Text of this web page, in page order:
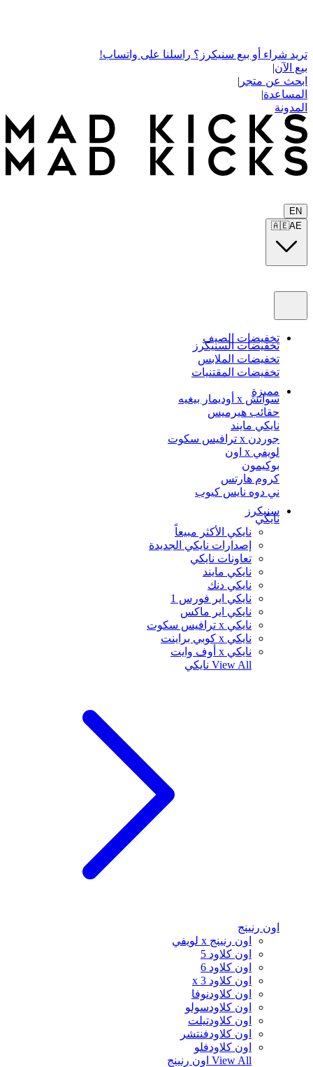
تريد شراء أو بيع سنيكرز؟ راسلنا على واتساب!
بيع الآن|
ابحث عن متجر |
المساعدة|
المدونة
EN
🇦🇪AE
تخفيضات الصيف
تخفيضات السنيكرز
تخفيضات الملابس
تخفيضات المقتنيات
مميزة
سواتش x أوديمار بيغيه
حقائب هيرميس
نايكي مايند
جوردن x ترافيس سكوت
لويفي x اون
بوكيمون
كروم هارتس
ني دوه نايس كيوب
سنيكرز
نايكي
نايكي الأكثر مبيعاً
إصدارات نايكي الجديدة
تعاونات نايكي
نايكي مايند
نايكي دنك
نايكي اير فورس 1
نايكي اير ماكس
نايكي x ترافيس سكوت
نايكي x كوبي براينت
نايكي x أوف وايت
View All نايكي
اون رنينج
اون رنينج x لويفي
اون كلاود 5
اون كلاود 6
اون كلاود x 3
اون كلاودنوفا
اون كلاودسولو
اون كلاودتيلت
اون كلاودفنتشر
اون كلاودفلو
View All اون رنينج